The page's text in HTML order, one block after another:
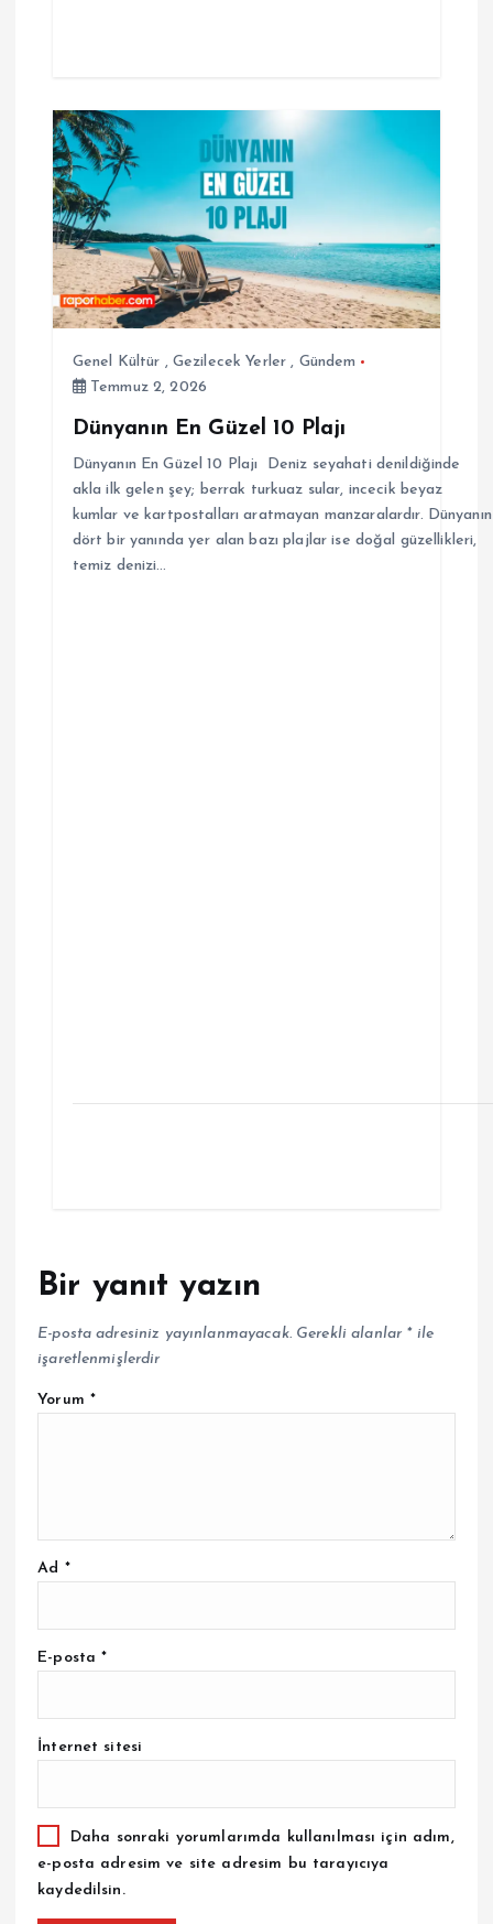
Genel Kültür , Gezilecek Yerler , Gündem
Temmuz 2, 2026
Dünyanın En Güzel 10 Plajı
Dünyanın En Güzel 10 Plajı Deniz seyahati denildiğinde
akla ilk gelen şey; berrak turkuaz sular, incecik beyaz
kumlar ve kartpostalları aratmayan manzaralardır. Dünyanın
dört bir yanında yer alan bazı plajlar ise doğal güzellikleri,
temiz denizi…
Bir yanıt yazın
E-posta adresiniz yayınlanmayacak. Gerekli alanlar *ile
işaretlenmişlerdir
Yorum *
Ad *
E-posta*
İnternet sitesi
Daha sonraki yorumlarımda kullanılması için adım,
e-posta adresim ve site adresim bu tarayıcıya
kaydedilsin.